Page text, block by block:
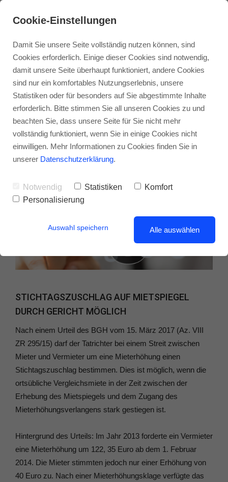
Alles, was Immobilienrecht ist - aus der
aktuellen Rechtsprechung
STICHTAGSZUSCHLAG AUF MIETSPIEGEL
DURCH GERICHT MÖGLICH
Nach einem Urteil des BGH vom 15. März 2017 (Az. VIII
ZR 295/15) darf der Tatrichter bei einem Streit zwischen
Mieter und Vermieter um eine Mieterhöhung einen
Stichtagszuschlag bestimmen. Dies ist möglich, wenn die
ortsübliche Vergleichsmiete in der Zeit zwischen der
Erhebung des Mietspiegels und dem Zugang des
Mieterhöhungsverlangens stark gestiegen ist.
Hintergrund des Urteils: Im Jahr 2013 forderte ein Vermieter
eine Mieterhöhung um 122, 35 Euro ab dem 1. Februar
2014. Die Mieter stimmten jedoch nur einer Erhöhung von
40 Euro zu. Nach einer Mieterhöhungsklage verfügte das
Cookie-Einstellungen
Damit Sie unsere Seite vollständig nutzen können, sind
Cookies erforderlich. Einige dieser Cookies sind notwendig,
damit unsere Seite überhaupt funktioniert, andere Cookies
sind nur ein komfortables Nutzungserlebnis, unsere
Statistiken oder für besonders auf Sie abgestimmte Inhalte
erforderlich. Bitte stimmen Sie all unseren Cookies zu und
beachten Sie, dass unsere Seite für Sie nicht mehr
vollständig funktioniert, wenn Sie in einige Cookies nicht
einwilligen. Mehr Informationen zu Cookies finden Sie in
unserer Datenschutzerklärung.
Notwendig Statistiken
Komfort
Personalisierung
Auswahl speichern Alle auswählen